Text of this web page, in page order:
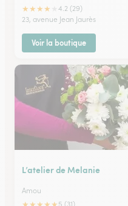
★★★★
4.2 (29)
23, avenue Jean Jaurès
Voir la boutique
L’atelier de Melanie
Amou
5 (31)